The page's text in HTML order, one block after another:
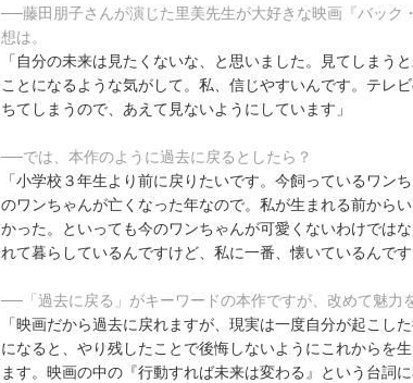
──藤田朋子さんが演じた里美先生が大好きな映画『バック
想は。
「自分の未来は見たくないな、と思いました。見てしまう
ことになるような気がして。私、信じやすいんです。テレ
ちてしまうので、あえて見ないようにしています」
──では、本作のように過去に戻るとしたら？
「小学校３年生より前に戻りたいです。今飼っているワン
のワンちゃんが亡くなった年なので。私が生まれる前から
かった。といっても今のワンちゃんが可愛くないわけでは
れて暮らしているんですけど、私に一番、懐いているんです
──「過去に戻る」がキーワードの本作ですが、改めて魅力を
「映画だから過去に戻れますが、現実は一度自分が起こし
になると、やり残したことで後悔しないようにこれからを
ます。映画の中の『行動すれば未来は変わる』という台詞